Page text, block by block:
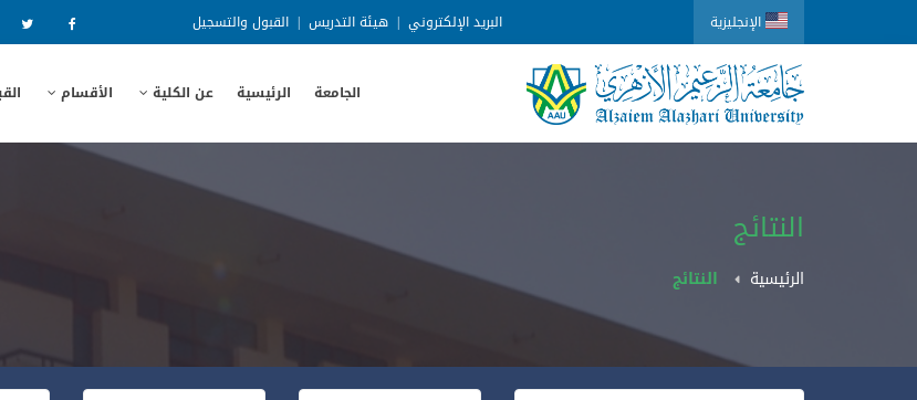
الإنجليزية البريد الإلكتروني | هيئة التدريس | القبول والتسجيل
الجامعة الرئيسية عن الكلية الأقسام
النتائج
الرئيسية النتائج